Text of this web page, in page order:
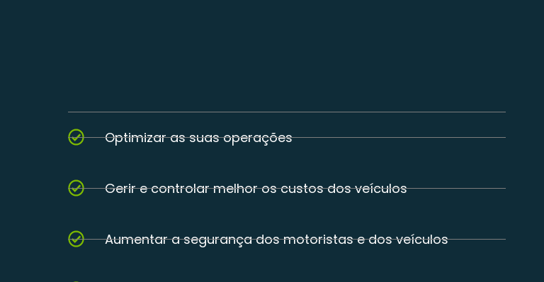
Optimizar as suas operações
Gerir e controlar melhor os custos dos veículos
Aumentar a segurança dos motoristas e dos veículos